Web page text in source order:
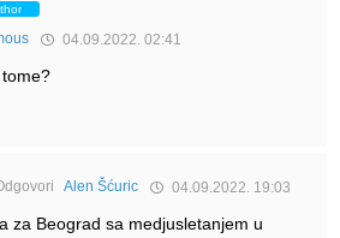
04.09.2022. 02:41
Alen Šćuric 04.09.2022. 19:03
za Beograd sa medjusletanjem u